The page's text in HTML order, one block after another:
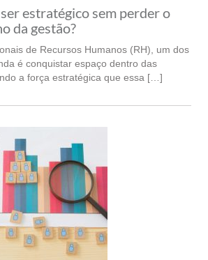
estratégico sem perder o
da gestão?
de Recursos Humanos (RH), um dos
é conquistar espaço dentro das
a força estratégica que essa […]